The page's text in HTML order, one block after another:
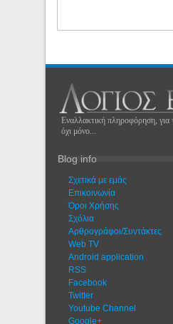
Εναλλακτική πληροφόρηση, για
όχι μόνο...
Blog info
Σχετικά με εμάς
Eπικοινωνία
Όροι Χρήσης
Σχόλια
Αρθρογράφοι/Συντάκτες
Web TV
Android application
RSS
Facebook
Twitter
Youtube Channel
Google+